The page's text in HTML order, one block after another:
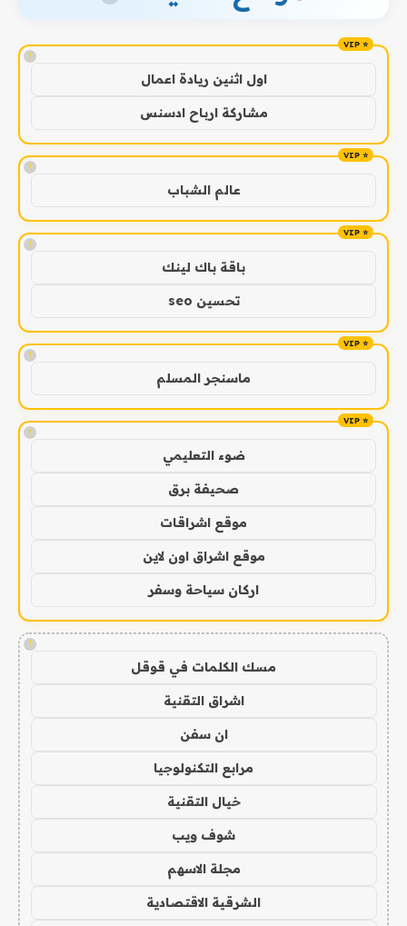
!
اول اثنين ريادة اعمال
مشاركة ارباح ادسنس
!
عالم الشباب
!
باقة باك لينك
تحسين seo
!
ماسنجر المسلم
!
ضوء التعليمي
صحيفة برق
موقع اشراقات
موقع اشراق اون لاين
اركان سياحة وسفر
!
مسك الكلمات في قوقل
اشراق التقنية
ان سفن
مرابع التكنولوجيا
خيال التقنية
شوف ويب
مجلة الاسهم
الشرقية الاقتصادية